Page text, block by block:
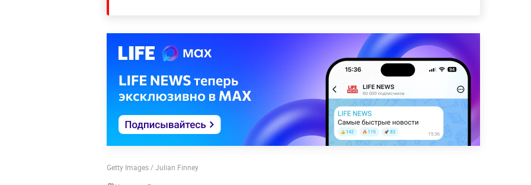
Getty Images / Julian Finney